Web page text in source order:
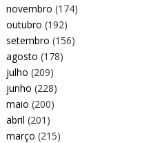
novembro (174)
outubro (192)
setembro (156)
agosto (178)
julho (209)
junho (228)
maio (200)
abril (201)
março (215)